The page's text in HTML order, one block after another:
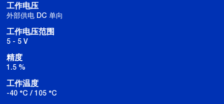
工作电压
外部供电 DC 单向
工作电压范围
5 - 5 V
精度
1.5 %
工作温度
-40 °C / 105 °C